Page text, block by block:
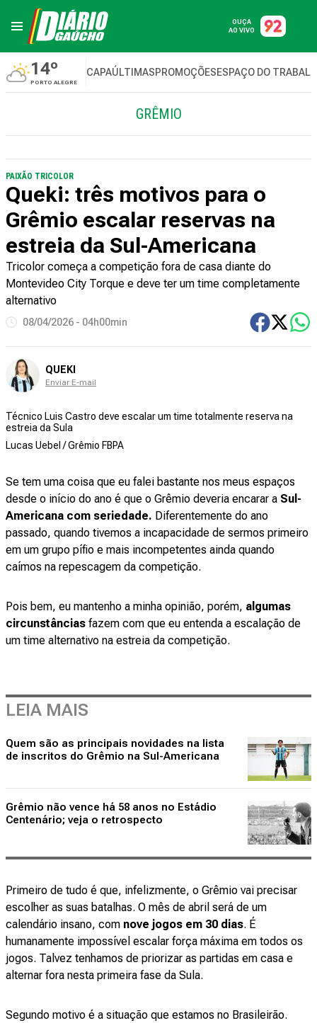
OUÇA
AO VIVO
14º
PORTO ALEGRE
CAPAÚLTIMASPROMOÇÕESESPAÇO DO
GRÊMIO
PAIXÃO TRICOLOR
Queki: três motivos para o
Grêmio escalar reservas na
estreia da Sul-Americana
Tricolor começa a competição fora de casa diante do
Montevideo City Torque e deve ter um time completamente
alternativo
08/04/2026 - 04h00min
QUEKI
Enviar E-mail
Técnico Luis Castro deve escalar um time totalmente reserva na
estreia da Sula
Lucas Uebel / Grêmio FBPA
Se tem uma coisa que eu falei bastante nos meus espaços
desde o início do ano é que o Grêmio deveria encarar a Sul-
Americana com seriedade. Diferentemente do ano
passado, quando tivemos a incapacidade de sermos primeiro
em um grupo pífio e mais incompetentes ainda quando
caímos na repescagem da competição.
Pois bem, eu mantenho a minha opinião, porém, algumas
circunstâncias fazem com que eu entenda a escalação de
um time alternativo na estreia da competição.
LEIA MAIS
Quem são as principais novidades na lista
de inscritos do Grêmio na Sul-Americana
Grêmio não vence há 58 anos no Estádio
Centenário; veja o retrospecto
Primeiro de tudo é que, infelizmente, o Grêmio vai precisar
escolher as suas batalhas. O mês de abril será de um
calendário insano, com nove jogos em 30 dias. É
humanamente impossível escalar força máxima em todos os
jogos. Talvez tenhamos de priorizar as partidas em casa e
alternar fora nesta primeira fase da Sula.
Segundo motivo é a situação que estamos no Brasileirão.